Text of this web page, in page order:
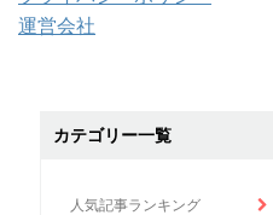
運営会社
カテゴリー一覧
人気記事ランキング